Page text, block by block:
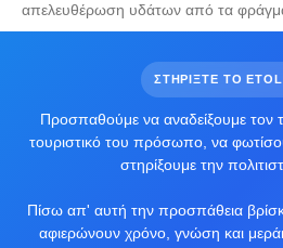
απελευθέρωση υδάτων από τα
ΣΤΗΡΙΞΤΕ ΤΟ
Προσπαθούμε να αναδείξουμε
τουριστικό του πρόσωπο, να
στηρίξουμε την
Πίσω απ' αυτή την προσπάθεια
αφιερώνουν χρόνο, γνώση και